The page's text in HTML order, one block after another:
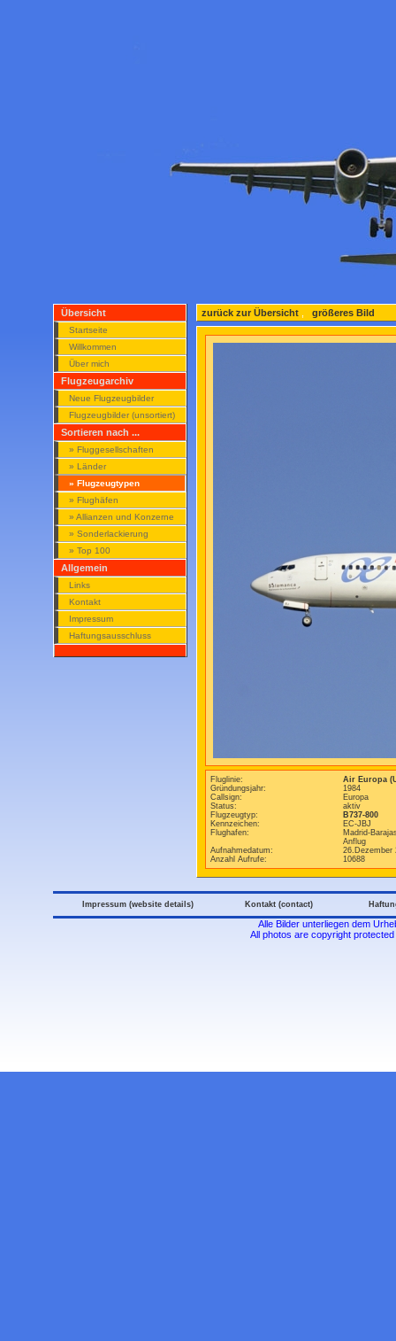
Übersicht
Startseite
Willkommen
Über mich
Flugzeugarchiv
Neue Flugzeugbilder
Flugzeugbilder (unsortiert)
Sortieren nach ...
» Fluggesellschaften
» Länder
» Flugzeugtypen
» Flughäfen
» Allianzen und Konzerne
» Sonderlackierung
» Top 100
Allgemein
Links
Kontakt
Impressum
Haftungsausschluss
zurück zur Übersicht größeres Bild
Fluglinie:
Air Europa
Gründungsjahr:
1984
Callsign:
Europa
Status:
aktiv
Flugzeugtyp:
B737-800
Kennzeichen:
EC-JBJ
Flughafen:
Madrid-
Anflug
Aufnahmedatum:
26.Dezember
Anzahl Aufrufe:
10688
Impressum (website details) Kontakt (contact)
Alle Bilder unterliegen dem
All photos are copyright